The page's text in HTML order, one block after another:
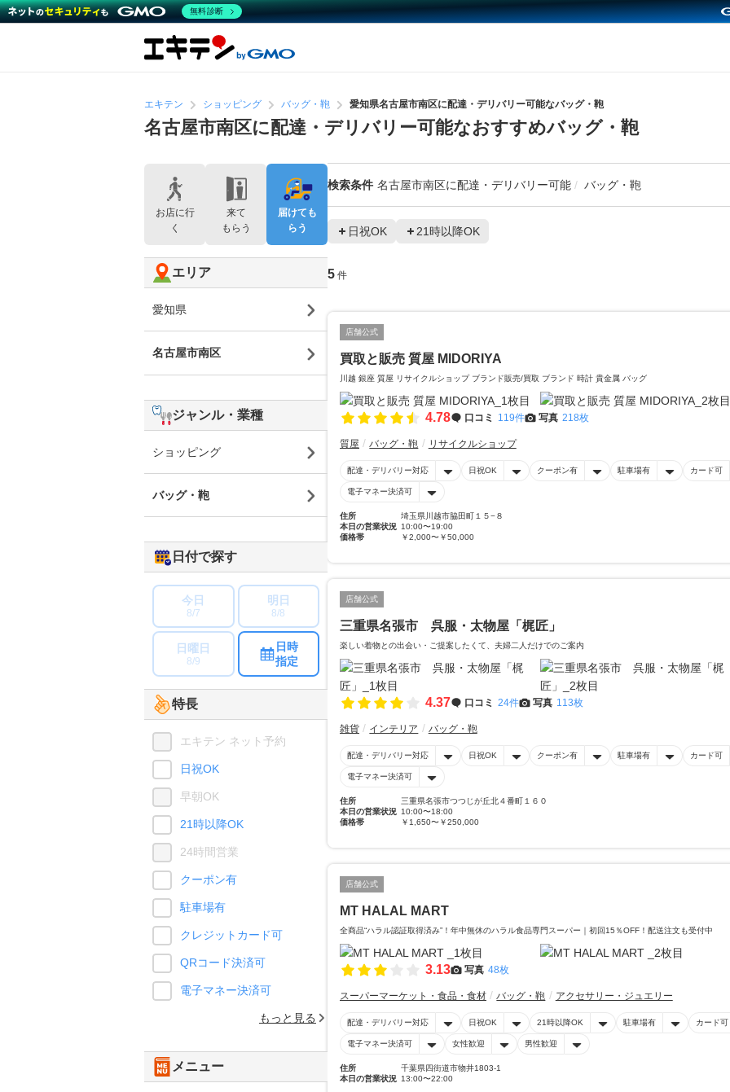
エキテン ショッピング バッグ・鞄 愛知県名古屋市南区に配達・デリバリー可能なバッグ・鞄
名古屋市南区に配達・デリバリー可能なおすすめバッグ・鞄
検索条件 名古屋市南区に配達・デリバリー可能 バッグ・鞄
日祝OK 21時以降OK
5 件
店舗公式
買取と販売 質屋 MIDORIYA
川越 銀座 質屋 リサイクルショップ ブランド販売/買取 ブランド 時計 貴金属 バッグ
4.78 口コミ 119件 写真 218枚
質屋 バッグ・鞄 リサイクルショップ
配達・デリバリー対応 日祝OK クーポン有 駐車場有 カード可
電子マネー決済可
住所
埼玉県川越市脇田町１５−８
本日の営業状況 10:00〜19:00
価格帯
￥2,000〜￥50,000
店舗公式
三重県名張市 呉服・太物屋「梶匠」
楽しい着物との出会い・ご提案したくて、夫婦二人だけでのご案内
4.37 口コミ 24件 写真 113枚
雑貨 インテリア バッグ・鞄
配達・デリバリー対応 日祝OK クーポン有 駐車場有 カード可
電子マネー決済可
住所
三重県名張市つつじが丘北４番町１６０
本日の営業状況 10:00〜18:00
価格帯
￥1,650〜￥250,000
店舗公式
MT HALAL MART
全商品“ハラル認証取得済み”！年中無休のハラル食品専門スーパー｜初回15％OFF！配送注文も受付中
3.13 写真 48枚
スーパーマーケット・食品・食材 バッグ・鞄 アクセサリー・ジュエリー
配達・デリバリー対応 日祝OK 21時以降OK 駐車場有 カード可
電子マネー決済可 女性歓迎 男性歓迎
住所
千葉県四街道市物井1803-1
本日の営業状況 13:00〜22:00
お店に行
く
来て
もらう
届けても
らう
エリア
愛知県
名古屋市南区
ジャンル・業種
ショッピング
バッグ・鞄
日付で探す
今日
8/7
明日
8/8
日曜日
8/9
日時
指定
特長
エキテン ネット予約
日祝OK
早朝OK
21時以降OK
24時間営業
クーポン有
駐車場有
クレジットカード可
QRコード決済可
電子マネー決済可
もっと見る
メニュー
無料診断